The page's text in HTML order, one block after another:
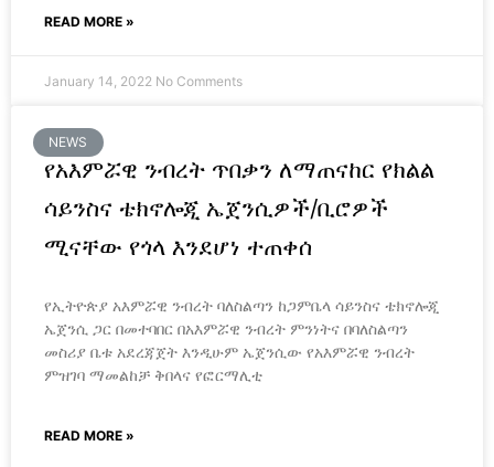
READ MORE »
January 14, 2022 No Comments
NEWS
የአእምሯዊ ንብረት ጥበቃን ለማጠናከር የክልል
ሳይንስና ቴክኖሎጂ ኤጀንሲዎች/ቢሮዎች
ሚናቸው የጎላ እንደሆነ ተጠቀሰ
የኢትዮጵያ አእምሯዊ ንብረት ባለስልጣን ከጋምቤላ ሳይንስና ቴክኖሎጂ
ኤጀንሲ ጋር በመተባበር በአእምሯዊ ንብረት ምንነትና በባለስልጣን
መስሪያ ቤቱ አደረጃጀት እንዲሁም ኤጀንሲው የአእምሯዊ ንብረት
ምዝገባ ማመልከቻ ቅበላና የፎርማሊቲ
READ MORE »